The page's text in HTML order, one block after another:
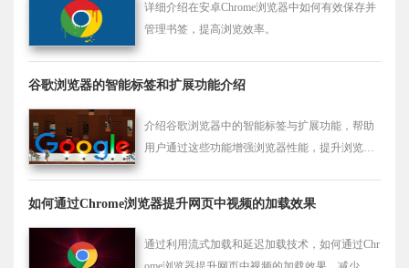
详细介绍在安卓Chrome浏览器中如何有效保存并
管理书签，提高浏览效率。
谷歌浏览器的智能标签和扩展功能介绍
介绍谷歌浏览器中的智能标签与扩展功能，帮助
用户通过这些功能增强浏览器性能，提升浏览体
如何通过Chrome浏览器提升网页中视频的加载效果
通过利用流式加载和延迟加载技术，如何通过Chr